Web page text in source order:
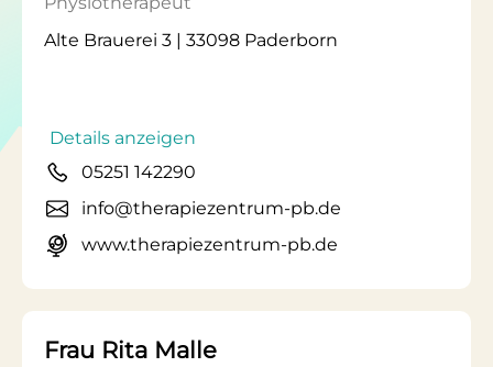
Alte Brauerei 3 | 33098 Paderborn
Details anzeigen
05251 142290
info@therapiezentrum-pb.de
www.therapiezentrum-pb.de
Frau Rita Malle